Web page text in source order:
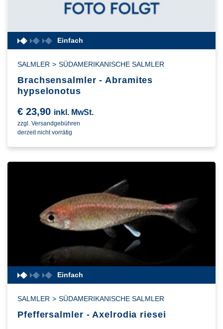
Einfach
SALMLER > SÜDAMERIKANISCHE SALMLER
Brachsensalmler - Abramites
hypselonotus
€ 23,90 inkl. MwSt.
zzgl. Versandgebühren
derzeit nicht vorrätig
Einfach
SALMLER > SÜDAMERIKANISCHE SALMLER
Pfeffersalmler - Axelrodia riesei